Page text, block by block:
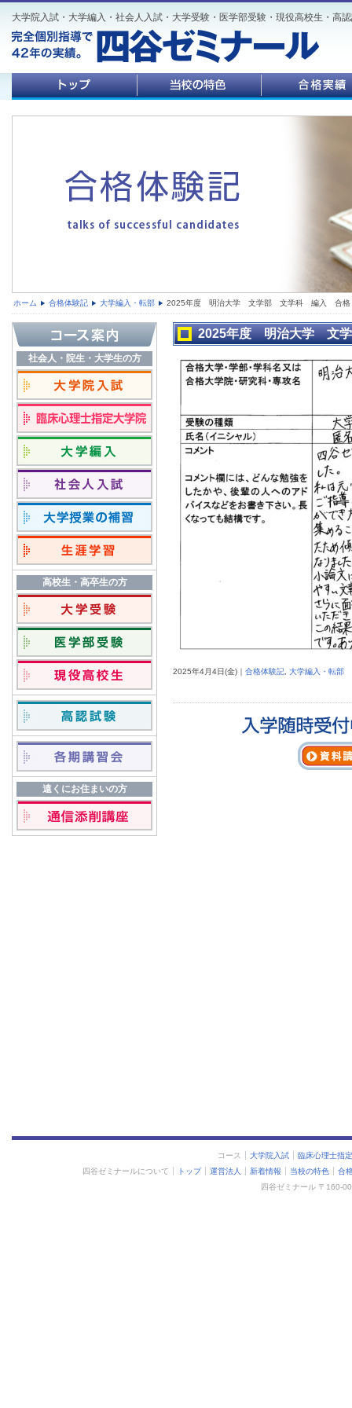
大学院入試・大学編入・社会人入試・大学受験・医学部受験・現役高校生・高
ホーム 合格体験記 大学編入・転部 2025年度 明治大学 文学部 文学科 編入 合格
社会人・院生・大学生の方
高校生・高卒生の方
遠くにお住まいの方
2025年度 明治大学 文
2025年4月4日(金)｜ 合格体験記 大学編入・転部
コース 大学院入試
臨床心理士指
四谷ゼミナールについて
トップ 運営法人 新着情報 当校の特色
合
四谷ゼミナール 〒160-